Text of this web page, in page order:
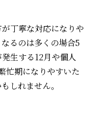
丁寧な対応になりや
るのは多くの場合5
生する12月や個人
忙期になりやすいた
しれません。